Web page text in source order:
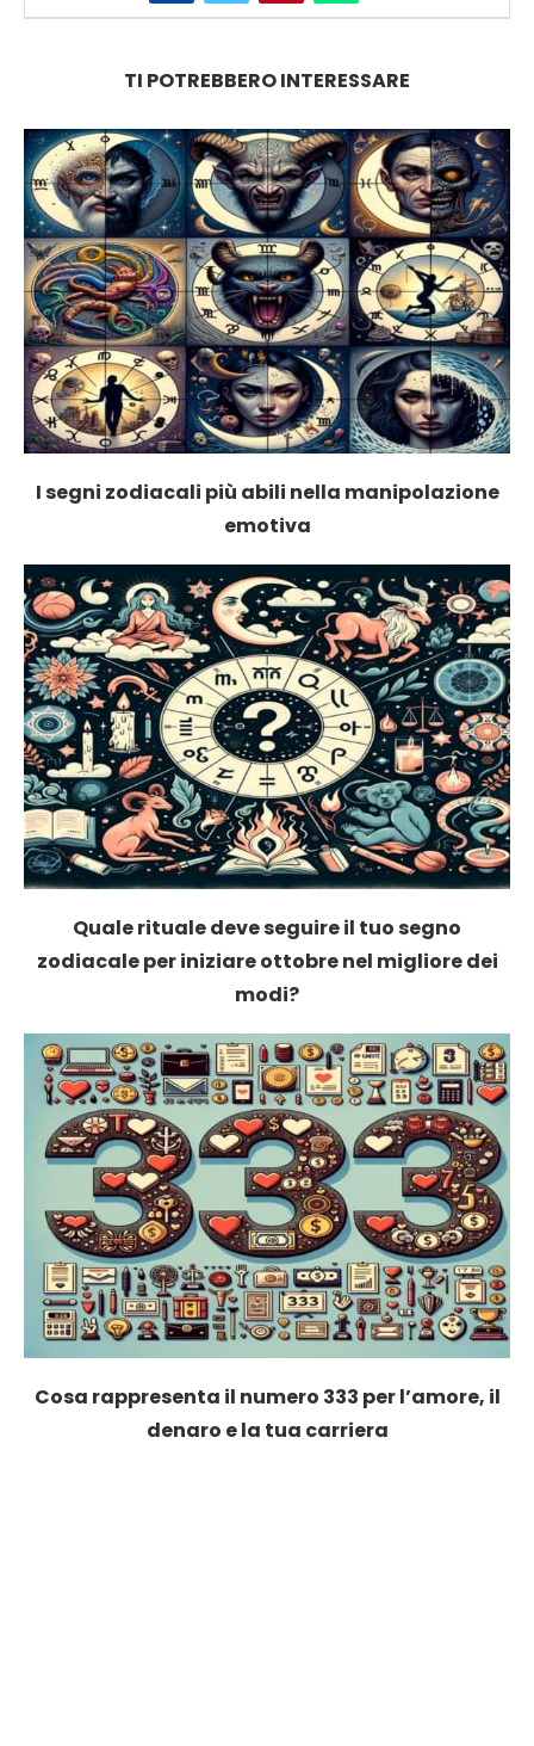
TI POTREBBERO INTERESSARE
I segni zodiacali più abili nella manipolazione
emotiva
Quale rituale deve seguire il tuo segno
zodiacale per iniziare ottobre nel migliore dei
modi?
Cosa rappresenta il numero 333 per l’amore, il
denaro e la tua carriera